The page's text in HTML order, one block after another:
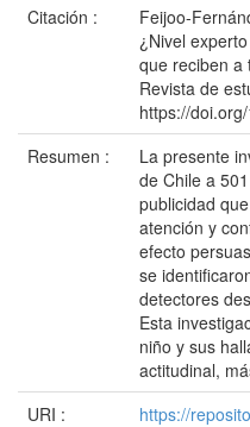
Citación :
Feijoo-
¿Nivel
que reciben a
Revista de
https://
Resumen :
La presente
de Chile a
publicidad
atención y
efecto
se
detectores
Esta
niño y sus
actitudinal,
URI :
https://